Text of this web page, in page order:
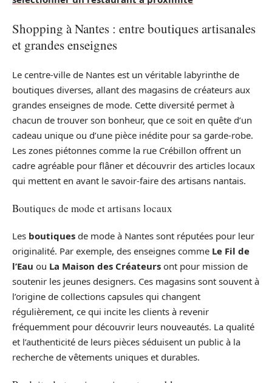
Shopping à Nantes : entre boutiques artisanales
et grandes enseignes
Le centre-ville de Nantes est un véritable labyrinthe de
boutiques diverses, allant des magasins de créateurs aux
grandes enseignes de mode. Cette diversité permet à
chacun de trouver son bonheur, que ce soit en quête d’un
cadeau unique ou d’une pièce inédite pour sa garde-robe.
Les zones piétonnes comme la rue Crébillon offrent un
cadre agréable pour flâner et découvrir des articles locaux
qui mettent en avant le savoir-faire des artisans nantais.
Boutiques de mode et artisans locaux
Les boutiques de mode à Nantes sont réputées pour leur
originalité. Par exemple, des enseignes comme Le Fil de
l’Eau ou La Maison des Créateurs ont pour mission de
soutenir les jeunes designers. Ces magasins sont souvent à
l’origine de collections capsules qui changent
régulièrement, ce qui incite les clients à revenir
fréquemment pour découvrir leurs nouveautés. La qualité
et l’authenticité de leurs pièces séduisent un public à la
recherche de vêtements uniques et durables.